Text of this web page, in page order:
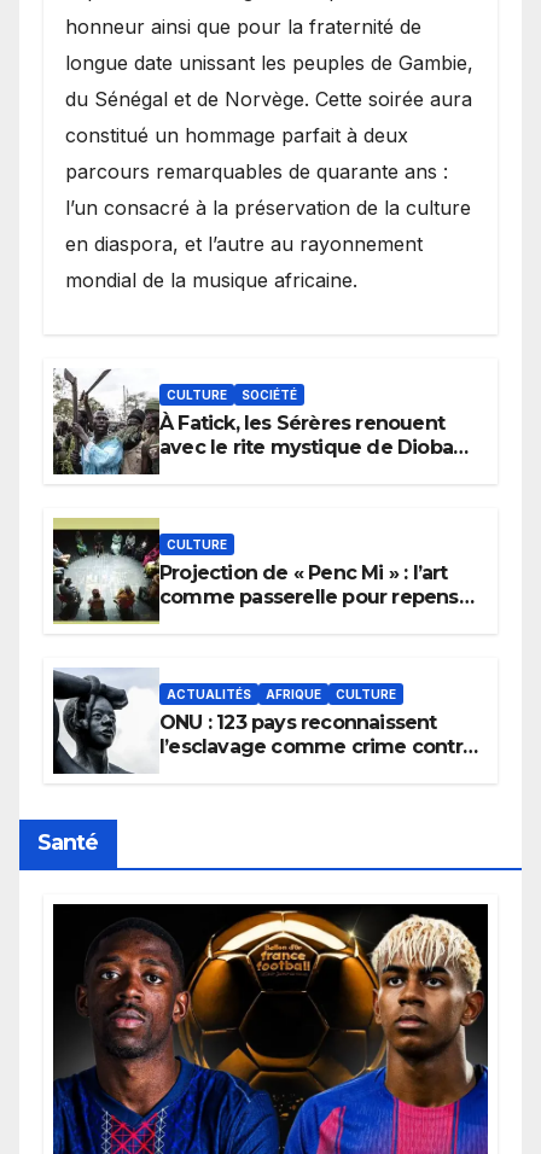
honneur ainsi que pour la fraternité de
longue date unissant les peuples de Gambie,
du Sénégal et de Norvège. Cette soirée aura
constitué un hommage parfait à deux
parcours remarquables de quarante ans :
l’un consacré à la préservation de la culture
en diaspora, et l’autre au rayonnement
mondial de la musique africaine.
CULTURE SOCIÉTÉ
À Fatick, les Sérères renouent
avec le rite mystique de Diobaye
CULTURE
Projection de « Penc Mi » : l’art
comme passerelle pour repenser
ACTUALITÉS AFRIQUE CULTURE
ONU : 123 pays reconnaissent
l’esclavage comme crime contre
Santé